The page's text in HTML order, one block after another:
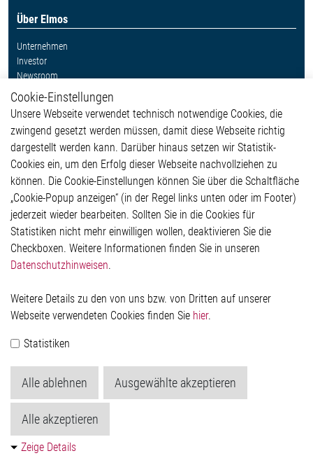
Über Elmos
Unternehmen
Investor
Newsroom
Weitere Links
Glossar
Kontakt
Hinweisgeberschutzsystem
Impressum
Datenschutzerklärung
Cookie-Popup anzeigen
Elmos Semiconductor SE
Werkstättenstraße 18
Telefon: +49 (0) 2171 / 40 183-0
Handelsregister:
Köln HRB 123561
Cookie-Einstellungen
Unsere Webseite verwendet technisch notwendige Cookies, die
zwingend gesetzt werden müssen, damit diese Webseite richtig
dargestellt werden kann. Darüber hinaus setzen wir Statistik-
Cookies ein, um den Erfolg dieser Webseite nachvollziehen zu
können. Die Cookie-Einstellungen können Sie über die Schaltfläche
„Cookie-Popup anzeigen“ (in der Regel links unten oder im Footer)
jederzeit wieder bearbeiten. Sollten Sie in die Cookies für
Statistiken nicht mehr einwilligen wollen, deaktivieren Sie die
Checkboxen. Weitere Informationen finden Sie in unseren
Datenschutzhinweisen.
Weitere Details zu den von uns bzw. von Dritten auf unserer
Webseite verwendeten Cookies finden Sie hier.
Statistiken
Alle ablehnen Ausgewählte akzeptieren
Alle akzeptieren
Zeige Details